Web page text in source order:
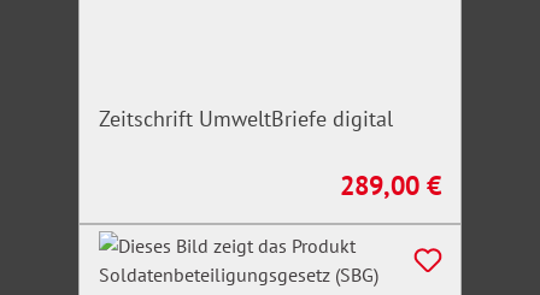
Zeitschrift UmweltBriefe digital
Regulärer Preis:
289,00 €